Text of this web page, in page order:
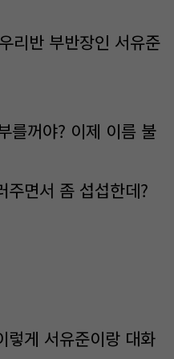
리반 부반장인 서유준
를꺼야? 이제 이름 불
주면서 좀 섭섭한데?
렇게 서유준이랑 대화